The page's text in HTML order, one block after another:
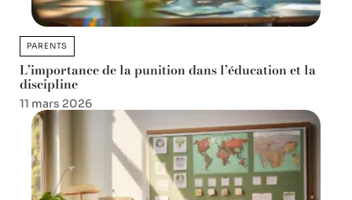
PARENTS
L’importance de la punition dans l’éducation et la
discipline
11 mars 2026